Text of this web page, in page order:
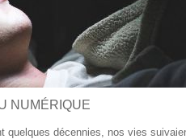
NUMÉRIQUE
décennies, nos vies